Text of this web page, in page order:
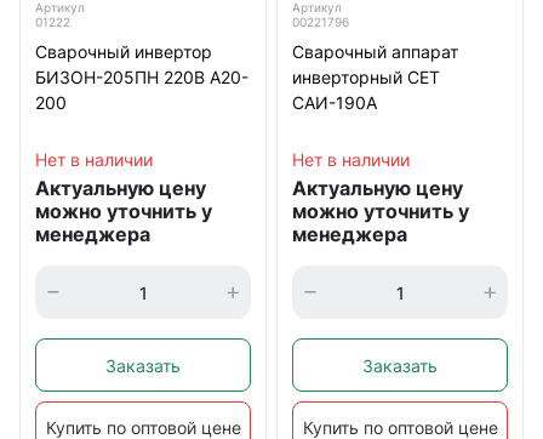
Артикул
01222
Сварочный инвертор
БИЗОН-205ПН 220В А20-
200
Нет в наличии
Актуальную цену
можно уточнить у
менеджера
Заказать
Купить по оптовой цене
Артикул
00221796
Сварочный аппарат
инверторный CЕТ
САИ-190А
Нет в наличии
Актуальную цену
можно уточнить у
менеджера
Заказать
Купить по оптовой цене